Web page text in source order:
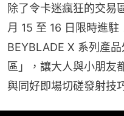
除了令卡迷瘋狂的交易
月 15 至 16 日限時進
BEYBLADE X 系列產
區」，讓大人與小朋友
與同好即場切磋發射技